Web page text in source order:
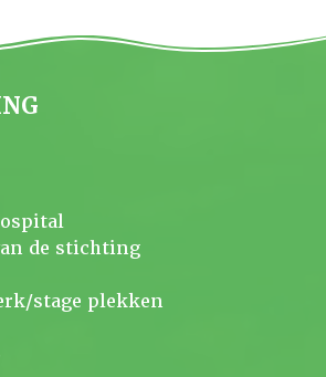
de stichting
stage plekken